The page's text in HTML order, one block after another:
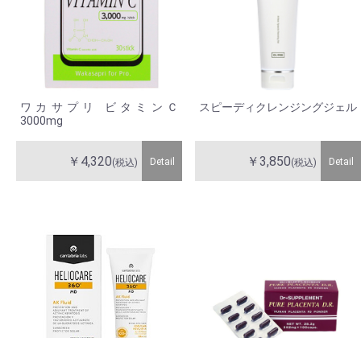
ワカサプリ ビタミンＣ
3000mg
￥4,320(税込) Detail
スピーディクレンジングジェル
￥3,850(税込) Detail